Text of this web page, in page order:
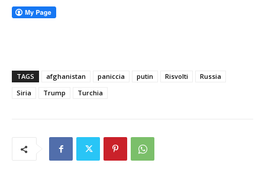
TAGS afghanistan paniccia putin Risvolti
Russia
Siria
Trump Turchia